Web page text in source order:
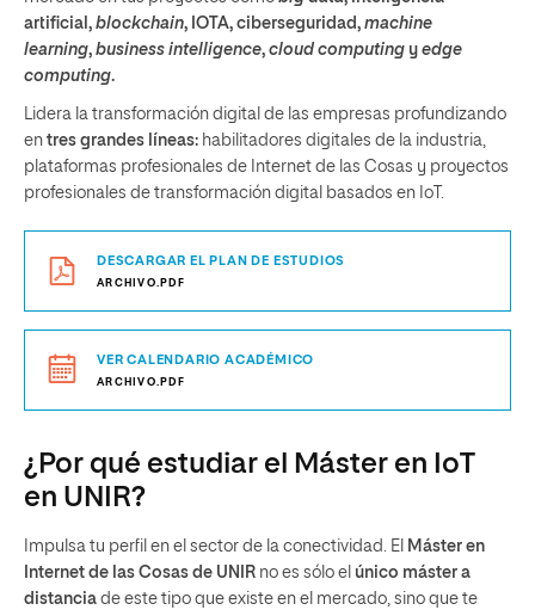
artificial, blockchain, IOTA, ciberseguridad, machine
learning, business intelligence, cloud computing y edge
computing.
Lidera la transformación digital de las empresas profundizando
en tres grandes líneas: habilitadores digitales de la industria,
plataformas profesionales de Internet de las Cosas y proyectos
profesionales de transformación digital basados en IoT.
DESCARGAR EL PLAN DE ESTUDIOS
ARCHIVO.PDF
VER CALENDARIO ACADÉMICO
ARCHIVO.PDF
¿Por qué estudiar el Máster en IoT
en UNIR?
Impulsa tu perfil en el sector de la conectividad. El Máster en
Internet de las Cosas de UNIR no es sólo el único máster a
distancia de este tipo que existe en el mercado, sino que te